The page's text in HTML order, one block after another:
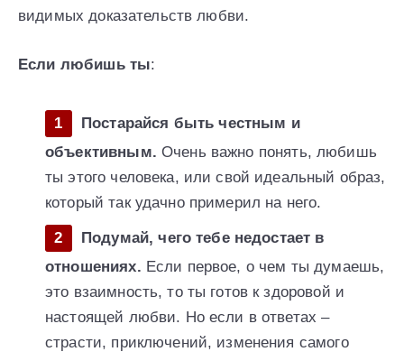
видимых доказательств любви.
Если любишь ты:
Постарайся быть честным и
объективным. Очень важно понять, любишь
ты этого человека, или свой идеальный образ,
который так удачно примерил на него.
Подумай, чего тебе недостает в
отношениях. Если первое, о чем ты думаешь,
это взаимность, то ты готов к здоровой и
настоящей любви. Но если в ответах –
страсти, приключений, изменения самого